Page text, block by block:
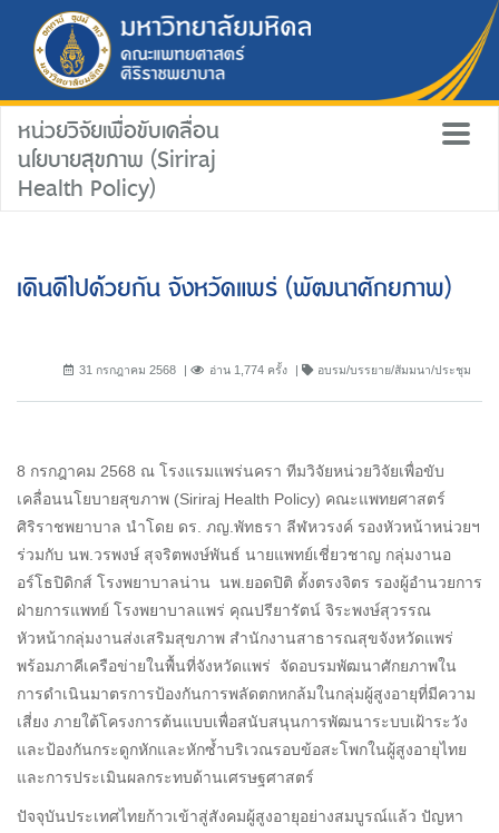
หน่วยวิจัยเพื่อขับเคลื่อน
นโยบายสุขภาพ (Siriraj
Health Policy)
เดินดีไปด้วยกัน จังหวัดแพร่ (พัฒนาศักยภาพ)
31 กรกฎาคม 2568 อ่าน 1,774 ครั้ง อบรม/บรรยาย/สัมมนา/ประชุม
8 กรกฎาคม 2568 ณ โรงแรมแพร่นครา ทีมวิจัยหน่วยวิจัยเพื่อขับ
เคลื่อนนโยบายสุขภาพ (Siriraj Health Policy) คณะแพทยศาสตร์
ศิริราชพยาบาล นำโดย ดร. ภญ.พัทธรา ลีฬหวรงค์ รองหัวหน้าหน่วยฯ
ร่วมกับ นพ.วรพงษ์ สุจริตพงษ์พันธ์ นายแพทย์เชี่ยวชาญ กลุ่มงานอ
อร์โธปิดิกส์ โรงพยาบาลน่าน นพ.ยอดปิติ ตั้งตรงจิตร รองผู้อำนวยการ
ฝ่ายการแพทย์ โรงพยาบาลแพร่ คุณปรียารัตน์ จิระพงษ์สุวรรณ
หัวหน้ากลุ่มงานส่งเสริมสุขภาพ สำนักงานสาธารณสุขจังหวัดแพร่
พร้อมภาคีเครือข่ายในพื้นที่จังหวัดแพร่ จัดอบรมพัฒนาศักยภาพใน
การดำเนินมาตรการป้องกันการพลัดตกหกล้มในกลุ่มผู้สูงอายุที่มีความ
เสี่ยง ภายใต้โครงการต้นแบบเพื่อสนับสนุนการพัฒนาระบบเฝ้าระวัง
และป้องกันกระดูกหักและหักซ้ำบริเวณรอบข้อสะโพกในผู้สูงอายุไทย
และการประเมินผลกระทบด้านเศรษฐศาสตร์
ปัจจุบันประเทศไทยก้าวเข้าสู่สังคมผู้สูงอายุอย่างสมบูรณ์แล้ว ปัญหา